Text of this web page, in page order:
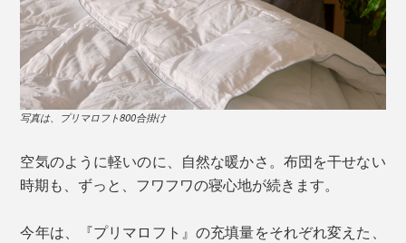
写真は、プリマロフト800合掛け
空気のように軽いのに、自然な暖かさ。布団を干せない
時期も、ずっと、フワフワの寝心地が続きます。
今年は、『プリマロフト』の充填量をそれぞれ変えた、